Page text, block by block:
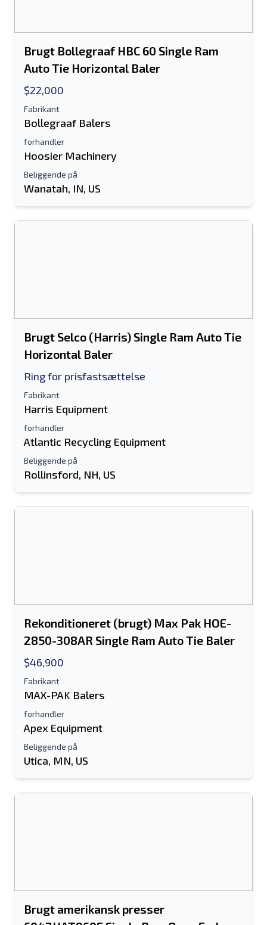
Brugt Bollegraaf HBC 60 Single Ram
Auto Tie Horizontal Baler
$22,000
Fabrikant
Bollegraaf Balers
forhandler
Hoosier Machinery
Beliggende på
Wanatah, IN, US
Brugt Selco (Harris) Single Ram Auto Tie
Horizontal Baler
Ring for prisfastsættelse
Fabrikant
Harris Equipment
forhandler
Atlantic Recycling Equipment
Beliggende på
Rollinsford, NH, US
Rekonditioneret (brugt) Max Pak HOE-
2850-308AR Single Ram Auto Tie Baler
$46,900
Fabrikant
MAX-PAK Balers
forhandler
Apex Equipment
Beliggende på
Utica, MN, US
Brugt amerikansk presser
Der kræves enten e-mail-adresse eller